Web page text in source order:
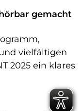
gemacht
vielfältigen
2025 ein klares